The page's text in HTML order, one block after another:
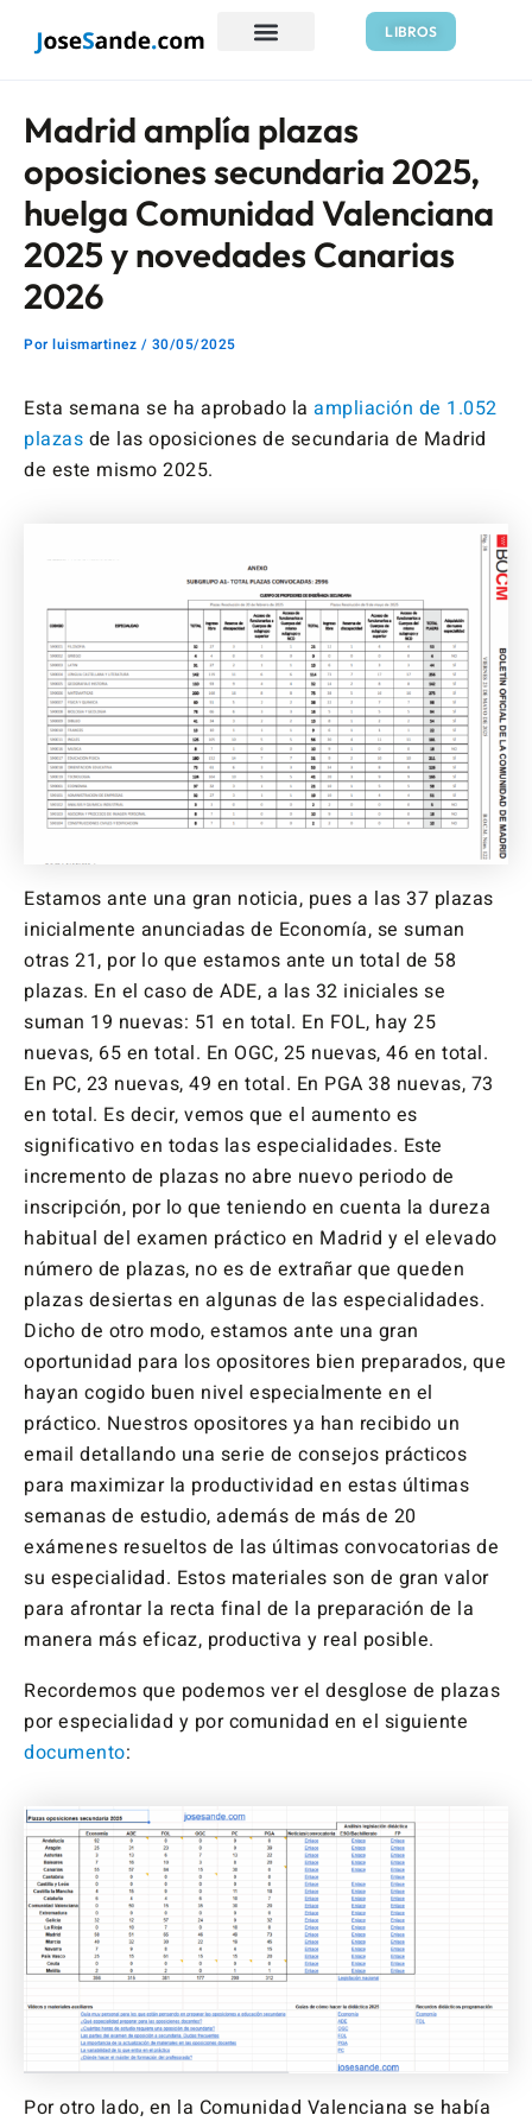
LIBROS
Madrid amplía plazas
oposiciones secundaria 2025,
huelga Comunidad Valenciana
2025 y novedades Canarias
2026
Por luismartinez / 30/05/2025
Esta semana se ha aprobado la ampliación de 1.052
plazas de las oposiciones de secundaria de Madrid
de este mismo 2025.
Estamos ante una gran noticia, pues a las 37 plazas
inicialmente anunciadas de Economía, se suman
otras 21, por lo que estamos ante un total de 58
plazas. En el caso de ADE, a las 32 iniciales se
suman 19 nuevas: 51 en total. En FOL, hay 25
nuevas, 65 en total. En OGC, 25 nuevas, 46 en total.
En PC, 23 nuevas, 49 en total. En PGA 38 nuevas, 73
en total. Es decir, vemos que el aumento es
significativo en todas las especialidades. Este
incremento de plazas no abre nuevo periodo de
inscripción, por lo que teniendo en cuenta la dureza
habitual del examen práctico en Madrid y el elevado
número de plazas, no es de extrañar que queden
plazas desiertas en algunas de las especialidades.
Dicho de otro modo, estamos ante una gran
oportunidad para los opositores bien preparados, que
hayan cogido buen nivel especialmente en el
práctico. Nuestros opositores ya han recibido un
email detallando una serie de consejos prácticos
para maximizar la productividad en estas últimas
semanas de estudio, además de más de 20
exámenes resueltos de las últimas convocatorias de
su especialidad. Estos materiales son de gran valor
para afrontar la recta final de la preparación de la
manera más eficaz, productiva y real posible.
Recordemos que podemos ver el desglose de plazas
por especialidad y por comunidad en el siguiente
documento:
Por otro lado, en la Comunidad Valenciana se había
de